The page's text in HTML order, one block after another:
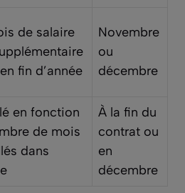
de salaire
fin d’année
Novembre
ou
décembre
en fonction
de mois
dans
À la fin du
contrat ou
en
décembre